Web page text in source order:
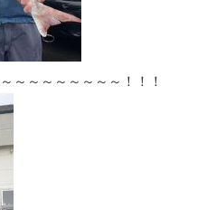
～～～～～～～～！！！